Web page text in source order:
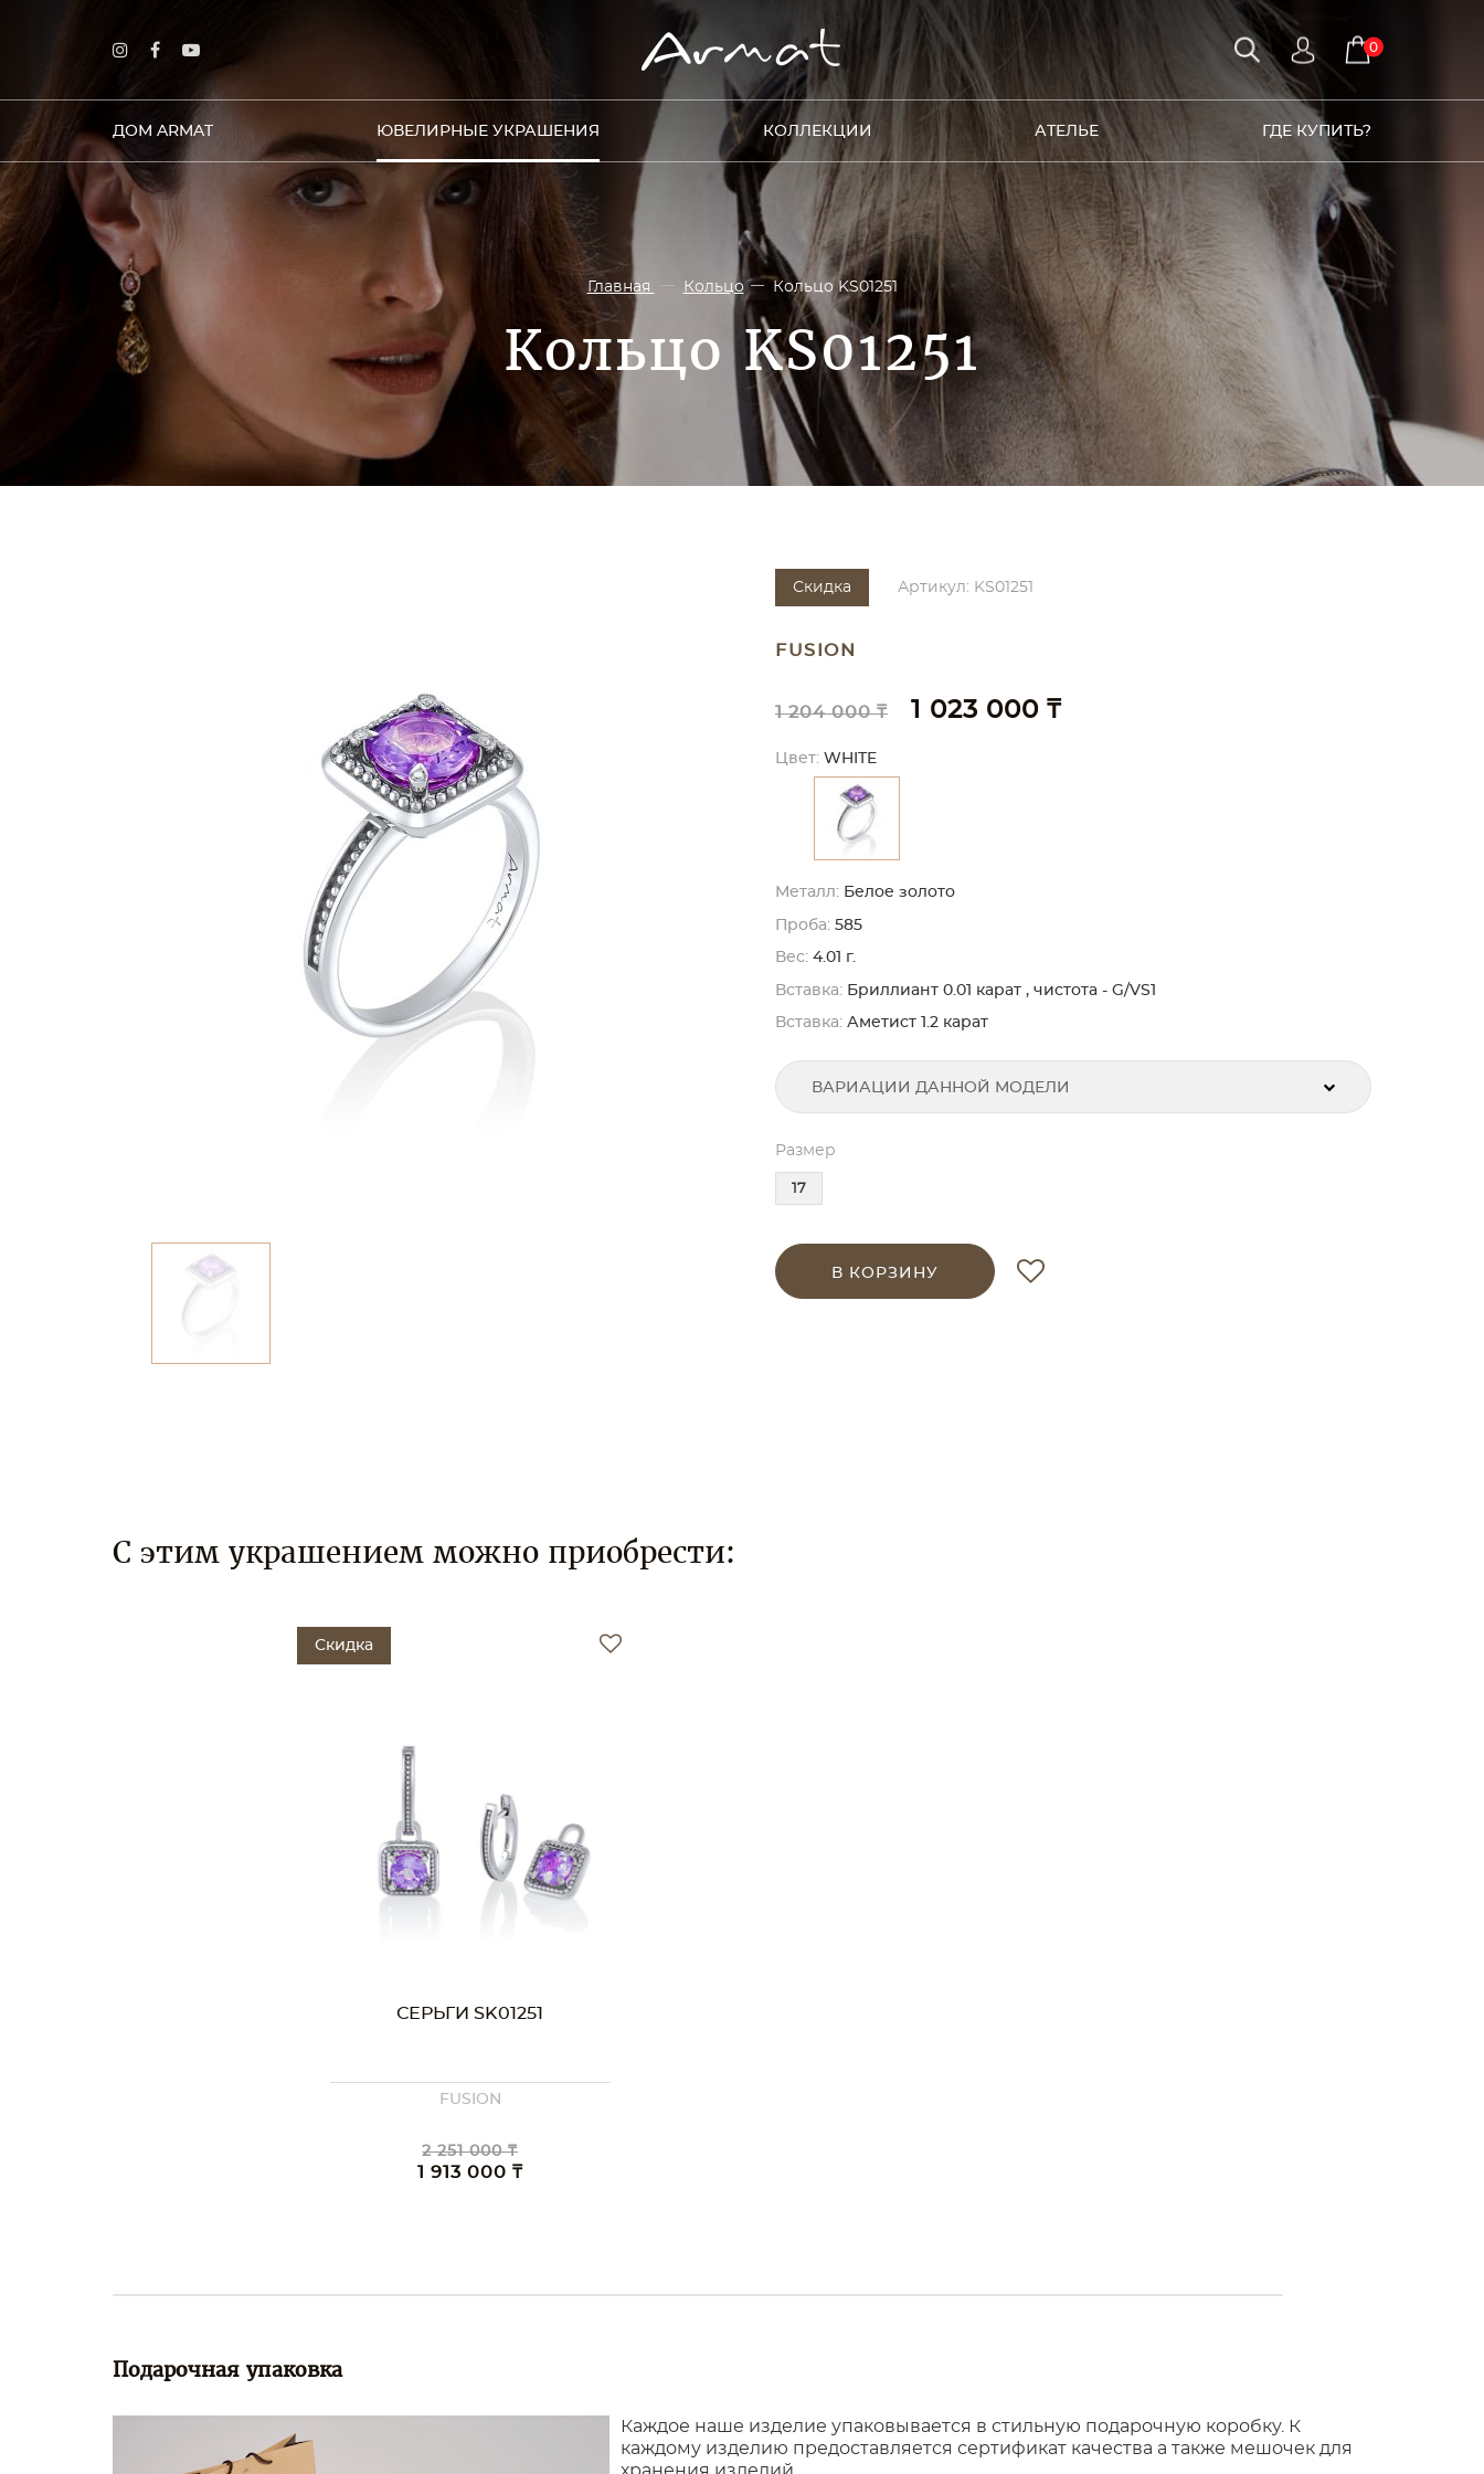
0
ДОМ ARMAT ЮВЕЛИРНЫЕ УКРАШЕНИЯ КОЛЛЕКЦИИ АТЕЛЬЕ ГДЕ КУПИТЬ?
Главная Кольцо Кольцо KS01251
Кольцо KS01251
Скидка Артикул: KS01251
FUSION
1 204 000 ₸ 1 023 000 ₸
Цвет: WHITE
Металл: Белое золото
Проба: 585
Вес: 4.01 г.
Вставка: Бриллиант 0.01 карат , чистота - G/VS1
Вставка: Аметист 1.2 карат
ВАРИАЦИИ ДАННОЙ МОДЕЛИ
Размер
17
В КОРЗИНУ
С этим украшением можно приобрести:
Скидка
СЕРЬГИ SK01251
FUSION
2 251 000 ₸
1 913 000 ₸
Подарочная упаковка
Каждое наше изделие упаковывается в стильную подарочную коробку. К
каждому изделию предоставляется сертификат качества а также мешочек для